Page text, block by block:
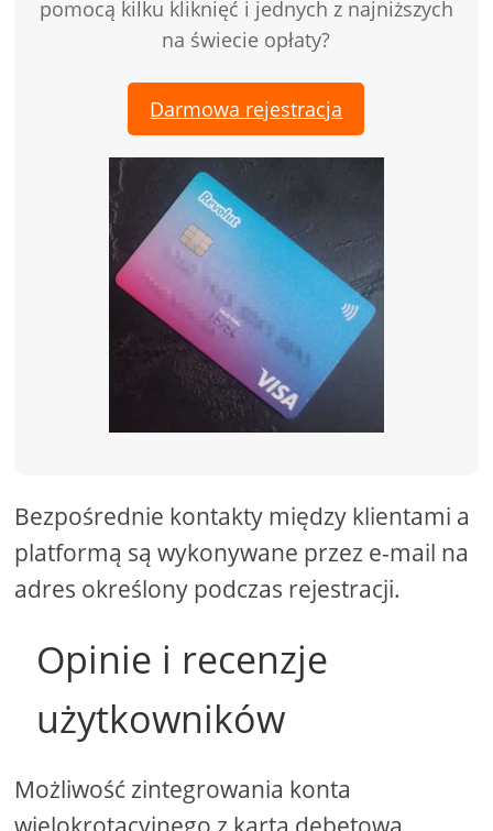
pomocą kilku kliknięć i jednych z najniższych
na świecie opłaty?
Darmowa rejestracja
Bezpośrednie kontakty między klientami a
platformą są wykonywane przez e-mail na
adres określony podczas rejestracji.
Opinie i recenzje
użytkowników
Możliwość zintegrowania konta